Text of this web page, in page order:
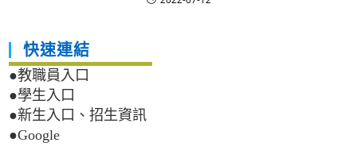
快速連結
●教職員入口
●學生入口
●新生入口、招生資訊
●Google